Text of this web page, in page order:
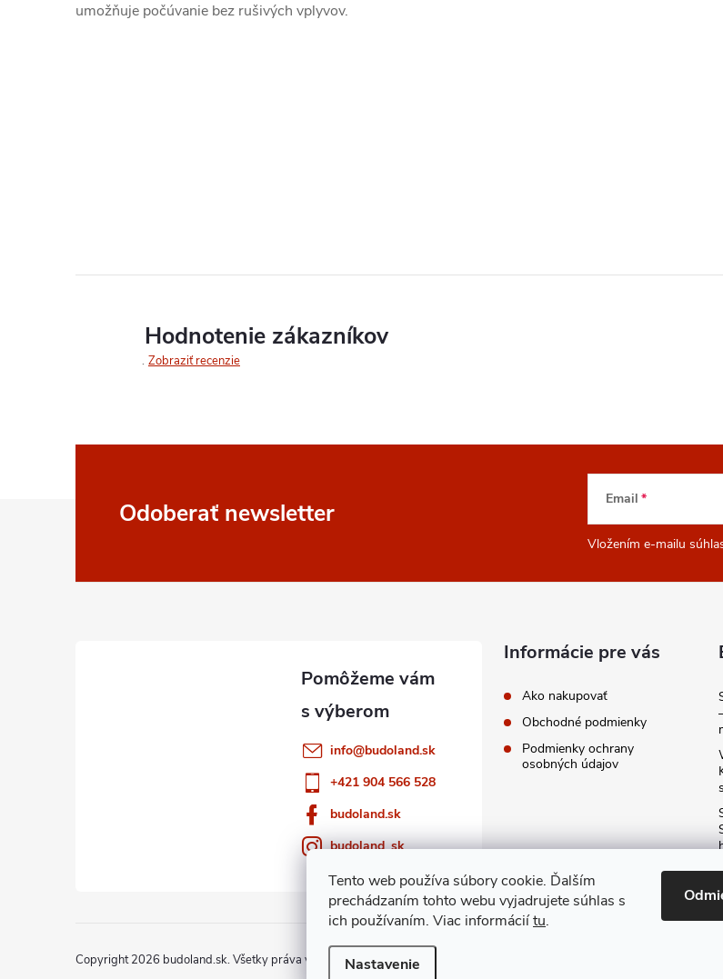
Tento web používa súbory cookie. Ďalším
prechádzaním tohto webu vyjadrujete súhlas s
ich používaním. Viac informáciítu.
Nastavenie
umožňuje počúvanie bez rušivých vplyvov.
Hodnotenie zákazníkov
Zobraziť recenzie
Odoberať newsletter Email
Vložením e-mailu
info@budoland.sk
+421 904 566 528
budoland.sk
budoland_sk
Informácie pre vás
Ako nakupovať
Obchodné podmienky
Podmienky ochrany
osobných údajov
Copyright 2026 budoland.sk. Všetky práva vyhradené.